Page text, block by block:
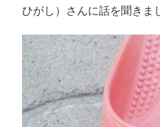
ひがし）さんに話を聞きま